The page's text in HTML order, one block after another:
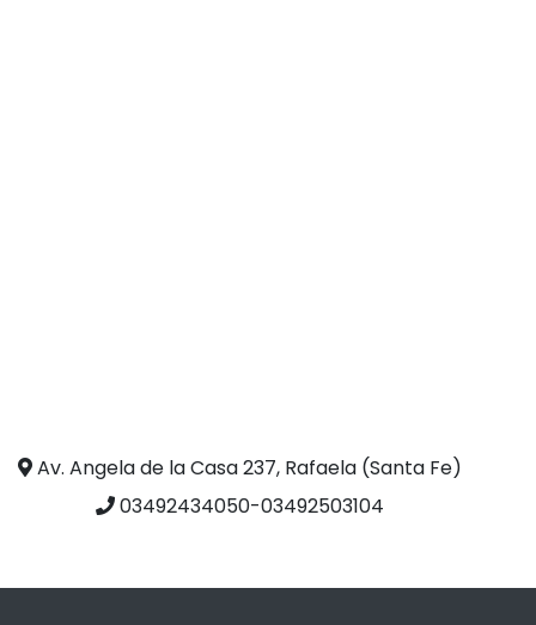
Av. Angela de la Casa 237, Rafaela (Santa Fe)
03492434050-03492503104